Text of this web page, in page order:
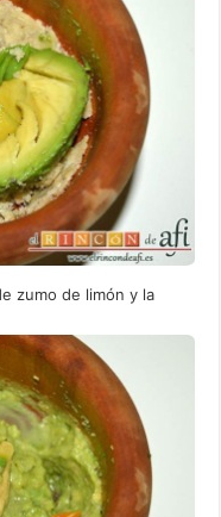
zumo de limón y la